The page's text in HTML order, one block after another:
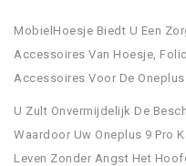
MobielHoesje Biedt U Een
Accessoires Van Hoesje,
Accessoires Voor De Oneplus
U Zult Onvermijdelijk De
Waardoor Uw Oneplus 9 Pro
Leven Zonder Angst Het